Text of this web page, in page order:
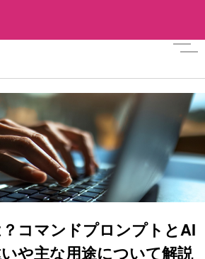
コマンドプロンプトとAI
や主な用途について解説